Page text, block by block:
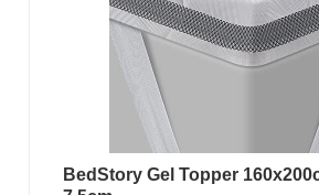
BedStory Gel Topper